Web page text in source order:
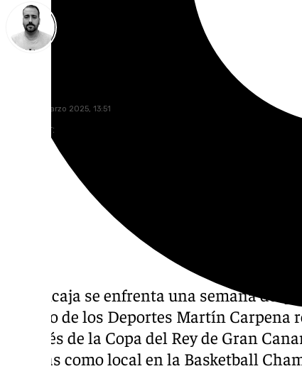
lunes, 10 marzo 2025, 13:51
Compartir:
El Unicaja se enfrenta una semana
Palacio de los Deportes Martín
después de la Copa del Rey de Gran
cajistas como local en la Basketball